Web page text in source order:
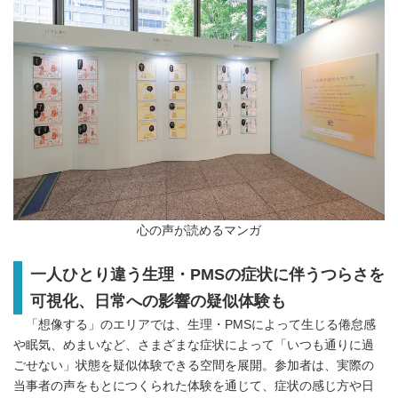
心の声が読めるマンガ
一人ひとり違う生理・ PMSの症状に伴うつらさを
可視化、
日常への影響の疑似体験も
「想像する」のエリアでは、生理・PMSによって生じる倦怠感
や眠気、めまいなど、さまざまな症状によって「いつも通りに過
ごせない」状態を疑似体験できる空間を展開。参加者は、実際の
当事者の声をもとにつくられた体験を通じて、症状の感じ方や日